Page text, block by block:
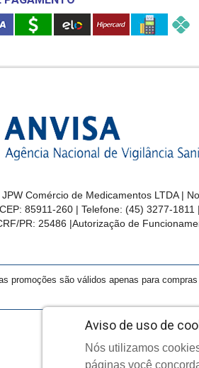
JPW Comércio de Medicamentos LTDA |
85911-260 | Telefone: (45) 3277-
PR: 25486 |Autorização de
promoções são válidos apenas para
Aviso de uso de
Nós utilizamos
páginas você